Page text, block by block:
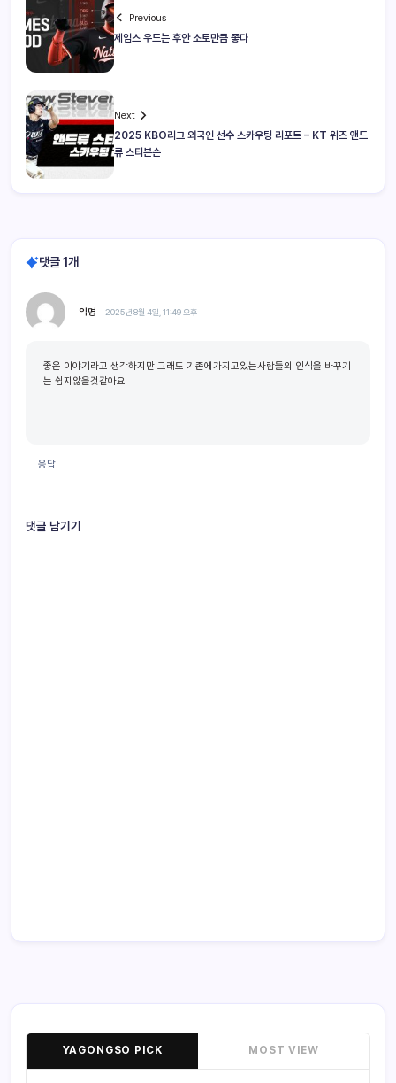
Previous
제임스 우드는 후안 소토만큼 좋다
Next
2025 KBO리그 외국인 선수 스카우팅 리포트 – KT 위즈 앤드
류 스티븐슨
댓글 1개
익명 2025년 8월 4일, 11:49 오후
좋은 이야기라고 생각하지만 그래도 기존에가지고있는사람들의 인식을 바꾸기
는 쉽지않을것같아요
응답
댓글 남기기
YAGONGSO PICK MOST VIEW